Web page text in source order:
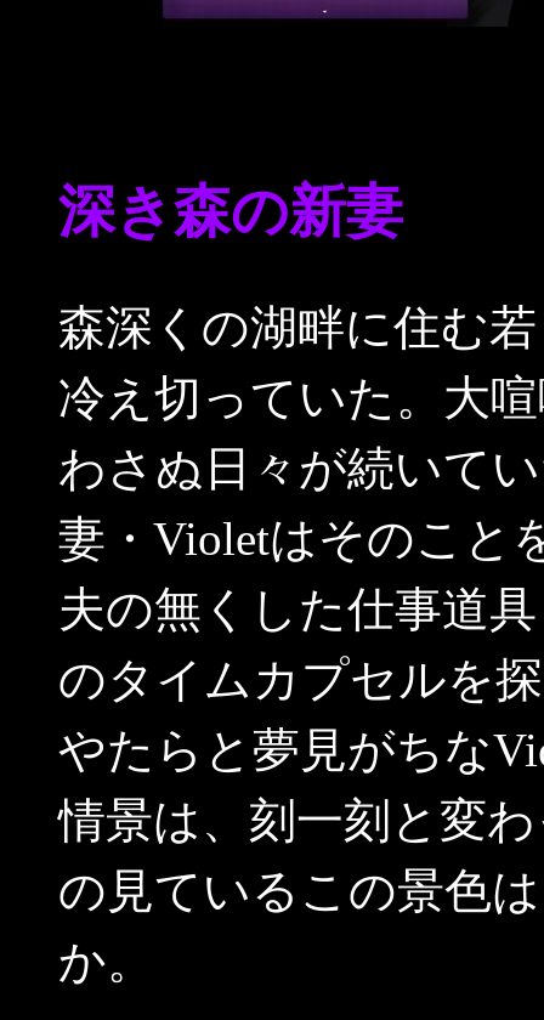
深き森の新妻
森深くの湖畔に住む
冷え切っていた。大
わさぬ日々が続いて
妻・Violetはそのこと
夫の無くした仕事道
のタイムカプセルを
やたらと夢見がちな
情景は、刻一刻と変
の見ているこの景色
か。